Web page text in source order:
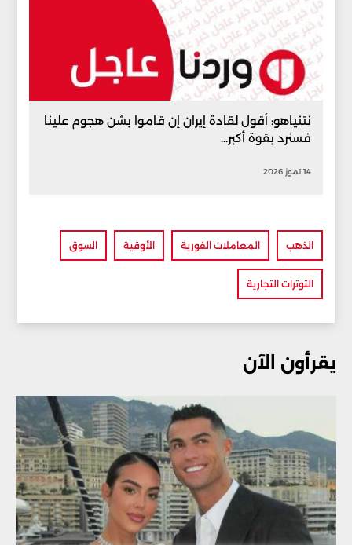
نتنياهو: أقول لقادة إيران إن قاموا بشن هجوم علينا
فسنرد بقوة أكبر...
14 تموز 2026
الذهب المعاملات الفورية الأوقية السوق
التوترات التجارية
يقرأون الآن